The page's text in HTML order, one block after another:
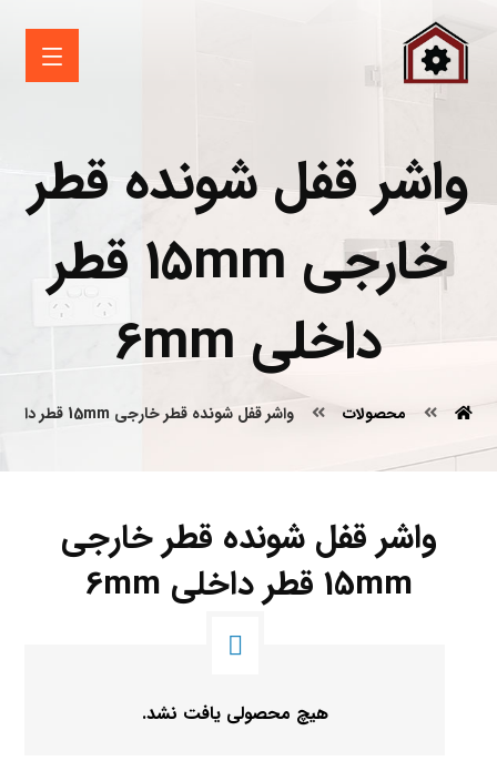
واشر قفل شونده قطر
خارجی 15mm قطر
داخلی 6mm
محصولات واشر قفل شونده قطر خارجی 15mm قطر داخلی 6mm
واشر قفل شونده قطر خارجی
15mm قطر داخلی 6mm
هیچ محصولی یافت نشد.